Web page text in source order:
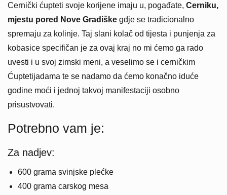
Cernički ćupteti svoje korijene imaju u, pogađate, Cerniku,
mjestu pored Nove Gradiške gdje se tradicionalno
spremaju za kolinje. Taj slani kolač od tijesta i punjenja za
kobasice specifičan je za ovaj kraj no mi ćemo ga rado
uvesti i u svoj zimski meni, a veselimo se i cerničkim
Ćuptetijadama te se nadamo da ćemo konačno iduće
godine moći i jednoj takvoj manifestaciji osobno
prisustvovati.
Potrebno vam je:
Za nadjev:
600 grama svinjske plećke
400 grama carskog mesa